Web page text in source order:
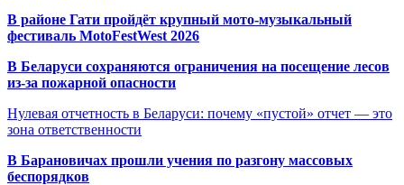
В районе Гати пройдёт крупный мото-музыкальный
фестиваль MotoFestWest 2026
В Беларуси сохраняются ограничения на посещение лесов
из-за пожарной опасности
Нулевая отчетность в Беларуси: почему «пустой» отчет — это
зона ответственности
В Барановичах прошли учения по разгону массовых
беспорядков